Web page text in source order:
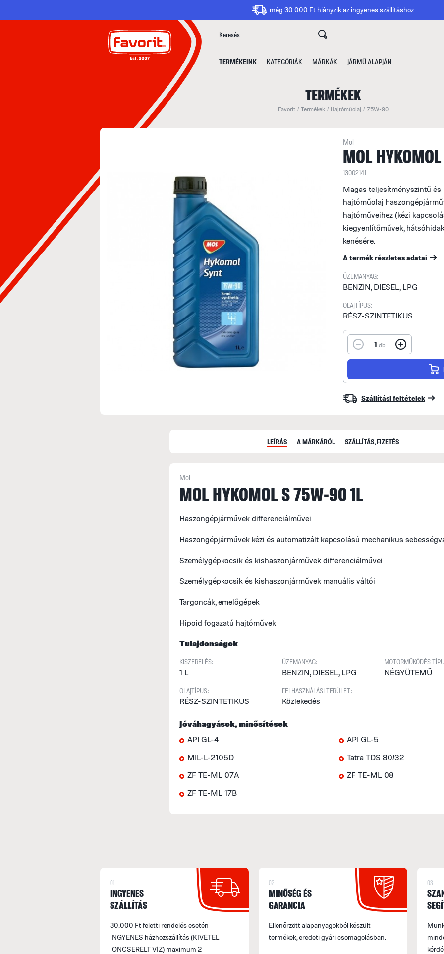
még 30 000 Ft hiányzik az ingyenes szállításhoz
TERMÉKEINK KATEGÓRIÁK MÁRKÁK JÁRMŰ ALAPJÁN
TERMÉKEK
Favorit / Termékek / Hajtóműolaj / 75W-90
Mol
MOL
13002141
Magas teljesítményszintű és
hajtóműolaj
hajtóműveihez (kézi
kiegyenlítőművek,
kenésére.
A termék részletes adatai
ÜZEMANYAG:
BENZIN, DIESEL, LPG
OLAJTÍPUS:
RÉSZ-SZINTETIKUS
1 db
Szállítási feltételek
LEÍRÁS A MÁRKÁRÓL SZÁLLÍTÁS, FIZETÉS
Mol
MOL HYKOMOL S 75W-90 1L
Haszongépjárművek differenciálművei
Haszongépjárművek kézi és automatizált kapcsolású mechanikus
Személygépkocsik és kishaszonjárművek differenciálművei
Személygépkocsik és kishaszonjárművek manuális váltói
Targoncák, emelőgépek
Hipoid fogazatú hajtóművek
Tulajdonságok
KISZERELÉS:
1 L
ÜZEMANYAG:
BENZIN, DIESEL, LPG
MOTORMŰKÖDÉS
NÉGYÜTEMŰ
OLAJTÍPUS:
RÉSZ-SZINTETIKUS
FELHASZNÁLÁSI TERÜLET:
Közlekedés
Jóváhagyások, minősítések
API GL-4
API GL-5
MIL-L-2105D
Tatra TDS 80/32
ZF TE-ML 07A
ZF TE-ML 08
ZF TE-ML 17B
01
INGYENES
SZÁLLÍTÁS
30.000 Ft feletti rendelés esetén
INGYENES házhozszállítás (KIVÉTEL
IONCSERÉLT VÍZ) maximum 2
02
MINŐSÉG ÉS
GARANCIA
Ellenőrzött alapanyagokból készült
termékek, eredeti gyári csomagolásban.
03